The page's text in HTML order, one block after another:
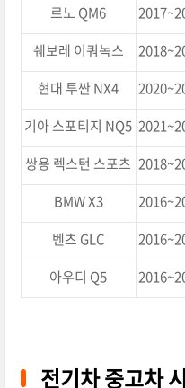
르노 QM6
쉐보레 이쿼녹스
현대 투싼 NX4
기아 스포티지 NQ5
쌍용 렉스턴 스포츠
BMW X3
벤츠 GLC
아우디 Q5
전기차 중고차